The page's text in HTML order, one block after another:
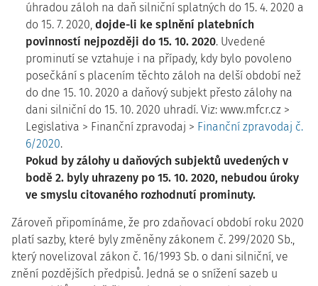
úhradou záloh na daň silniční splatných do 15. 4. 2020 a
do 15. 7. 2020, dojde-li ke splnění platebních
povinností nejpozději do 15. 10. 2020. Uvedené
prominutí se vztahuje i na případy, kdy bylo povoleno
posečkání s placením těchto záloh na delší období než
do dne 15. 10. 2020 a daňový subjekt přesto zálohy na
dani silniční do 15. 10. 2020 uhradí. Viz: www.mfcr.cz >
Legislativa > Finanční zpravodaj > Finanční zpravodaj č.
6/2020.
Pokud by zálohy u daňových subjektů uvedených v
bodě 2. byly uhrazeny po 15. 10. 2020, nebudou úroky
ve smyslu citovaného rozhodnutí prominuty.
Zároveň připomínáme, že pro zdaňovací období roku 2020
platí sazby, které byly změněny zákonem č. 299/2020 Sb.,
který novelizoval zákon č. 16/1993 Sb. o dani silniční, ve
znění pozdějších předpisů. Jedná se o snížení sazeb u